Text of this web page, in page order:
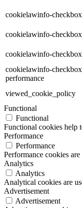
cookielawinfo-
cookielawinfo-
cookielawinfo-
cookielawinfo-
performance
viewed_cookie_policy
Functional
Functional
Functional cookies help
Performance
Performance
Performance cookies
Analytics
Analytics
Analytical cookies are
Advertisement
Advertisement